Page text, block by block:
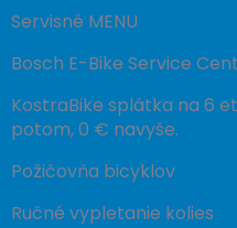
Servisné MENU
Bosch E-Bike Service
KostraBike splátka na 6
potom, 0 € navyše.
Požičovňa bicyklov
Ručné vypletanie kolies